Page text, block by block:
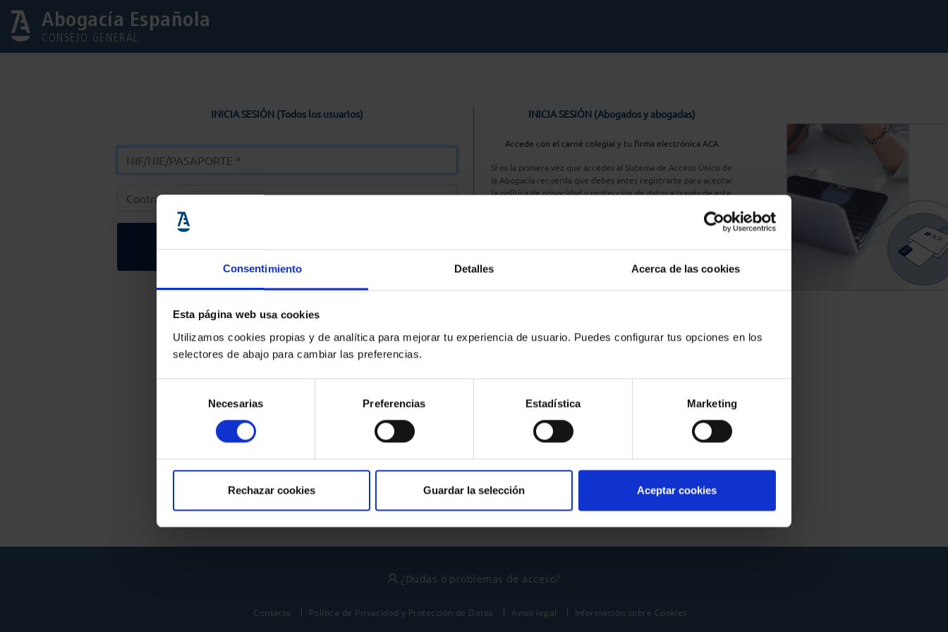
Consentimiento Detalles Acerca de las cookies
Esta página web usa cookies
Utilizamos cookies propias y de analítica para mejorar tu experiencia de usuario. Puedes configurar tus opciones en los
selectores de abajo para cambiar las preferencias.
consentimiento
Necesarias Preferencias Estadística Marketing
Rechazar cookies Guardar la selección Aceptar cookies
Abogacía Española
CONSEJO GENERAL
INICIA SESIÓN (Todos los usuarios)
Entrar
Solicitar Contraseña
INICIA SESIÓN (Abogados y abogadas)
Accede con el carné colegial y tu firma electrónica ACA
Si es la primera vez que accedes al Sistema de Acceso Único de
la Abogacía recuerda que debes antes registrarte para aceptar
la política de privacidad y protección de datos a través de este
Entrar con ACA Plus
¿No tienes cuenta?
política de privacidad
y términos del servicio
¿Dudas o problemas de acceso?
Contacto Política de Privacidad y Protección de Datos Aviso legal Información sobre Cookies